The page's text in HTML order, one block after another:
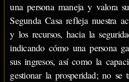
una persona maneja y valora
Segunda Casa refleja nuestra
y los recursos, hacia la
indicando cómo una persona
sus ingresos, así como la
gestionar la prosperidad; no se